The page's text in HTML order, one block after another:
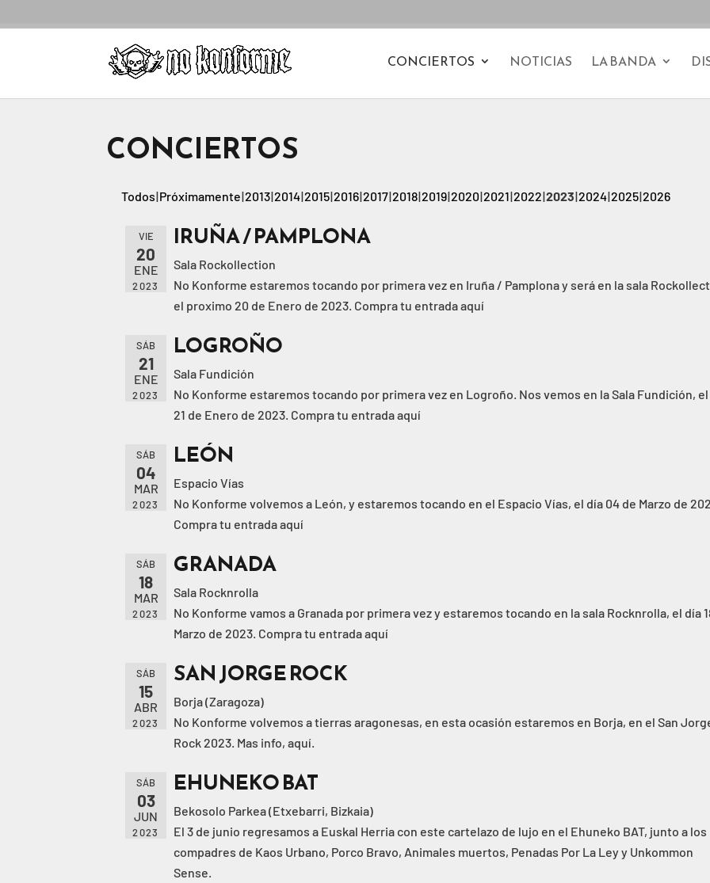
CONCIERTOS NOTICIAS LA BANDA
CONCIERTOS
Todos Próximamente 2013 2014 2015 2016 2017 2018 2019 2020 2021 2022 2023 2024 2025 2026
VIE
20
ENE
2023
IRUÑA / PAMPLONA
Sala Rockollection
No Konforme estaremos tocando por primera vez en Iruña / Pamplona y será en la sala
el proximo 20 de Enero de 2023. Compra tu entrada aquí
SÁB
21
ENE
2023
LOGROÑO
Sala Fundición
No Konforme estaremos tocando por primera vez en Logroño. Nos vemos en la Sala Fundición,
21 de Enero de 2023. Compra tu entrada aquí
SÁB
04
MAR
2023
LEÓN
Espacio Vías
No Konforme volvemos a León, y estaremos tocando en el Espacio Vías, el día 04 de Marzo de
Compra tu entrada aquí
SÁB
18
MAR
2023
GRANADA
Sala Rocknrolla
No Konforme vamos a Granada por primera vez y estaremos tocando en la sala Rocknrolla, el día
Marzo de 2023. Compra tu entrada aquí
SÁB
15
ABR
2023
SAN JORGE ROCK
Borja (Zaragoza)
No Konforme volvemos a tierras aragonesas, en esta ocasión estaremos en Borja, en el San
Rock 2023. Mas info, aquí.
SÁB
03
JUN
2023
EHUNEKO BAT
Bekosolo Parkea (Etxebarri, Bizkaia)
El 3 de junio regresamos a Euskal Herria con este cartelazo de lujo en el Ehuneko BAT, junto a los
compadres de Kaos Urbano, Porco Bravo, Animales muertos, Penadas Por La Ley y Unkommon
Sense.